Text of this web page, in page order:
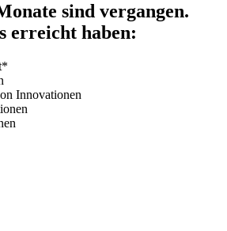
sind vergangen.
erreicht haben:
Innovationen